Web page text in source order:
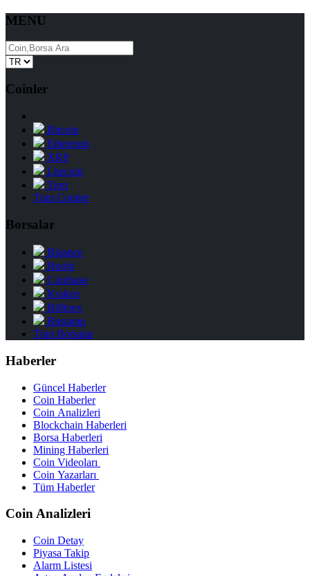
MENU
Coinler
Bitcoin
Ethereum
XRP
Litecoin
Tron
Tüm Coinler
Borsalar
Binance
Huobi
Coinbase
Kraken
Bitfinex
Bitstamp
Tüm Borsalar
Haberler
Güncel Haberler
Coin Haberler
Coin Analizleri
Blockchain Haberleri
Borsa Haberleri
Mining Haberleri
Coin Videoları
Coin Yazarları
Tüm Haberler
Coin Analizleri
Coin Detay
Piyasa Takip
Alarm Listesi